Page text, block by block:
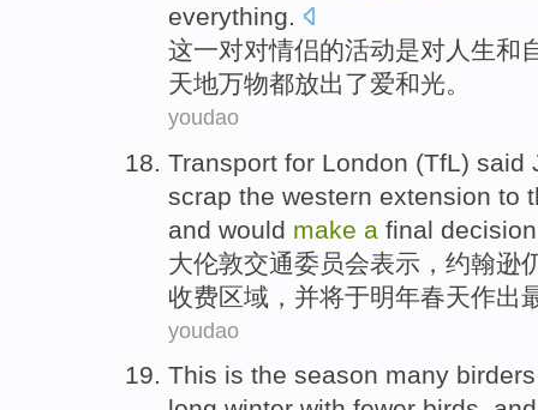
everything.
这一对对情侣的活动是对人生和
天地万物都放出了爱和光。
youdao
Transport for London (TfL ) said
scrap the western extension to
and would make a final decision
大伦敦交通委员会表示 ， 约翰逊
收费区域 ， 并将于明年春天作出
youdao
This is the season many birders